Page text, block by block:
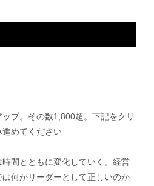
プ。その数1,800超。下記をクリ
めてください
間とともに変化していく。経営
何がリーダーとして正しいのか